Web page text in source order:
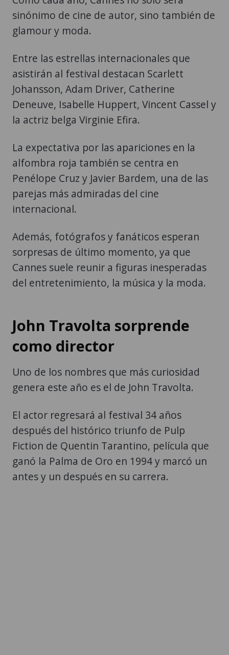
sinónimo de cine de autor, sino también de
glamour y moda.
Entre las estrellas internacionales que
asistirán al festival destacan Scarlett
Johansson, Adam Driver, Catherine
Deneuve, Isabelle Huppert, Vincent Cassel y
la actriz belga Virginie Efira.
La expectativa por las apariciones en la
alfombra roja también se centra en
Penélope Cruz y Javier Bardem, una de las
parejas más admiradas del cine
internacional.
Además, fotógrafos y fanáticos esperan
sorpresas de último momento, ya que
Cannes suele reunir a figuras inesperadas
del entretenimiento, la música y la moda.
John Travolta sorprende
como director
Uno de los nombres que más curiosidad
genera este año es el de John Travolta.
El actor regresará al festival 34 años
después del histórico triunfo de Pulp
Fiction de Quentin Tarantino, película que
ganó la Palma de Oro en 1994 y marcó un
antes y un después en su carrera.